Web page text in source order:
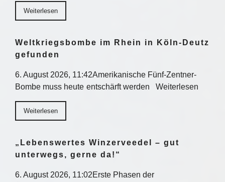
Weiterlesen
Weltkriegsbombe im Rhein in Köln-Deutz
gefunden
6. August 2026, 11:42Amerikanische Fünf-Zentner-
Bombe muss heute entschärft werden Weiterlesen
Weiterlesen
„Lebenswertes Winzerveedel – gut
unterwegs, gerne da!“
6. August 2026, 11:02Erste Phasen der